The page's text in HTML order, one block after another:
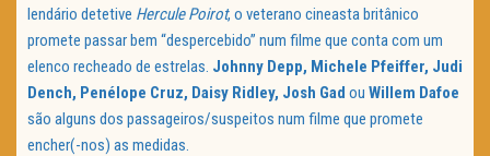
lendário detetive Hercule Poirot, o veterano cineasta britânico
promete passar bem “despercebido” num filme que conta com um
elenco recheado de estrelas. Johnny Depp, Michele Pfeiffer, Judi
Dench, Penélope Cruz, Daisy Ridley, Josh Gad ou Willem Dafoe
são alguns dos passageiros/suspeitos num filme que promete
encher(-nos) as medidas.